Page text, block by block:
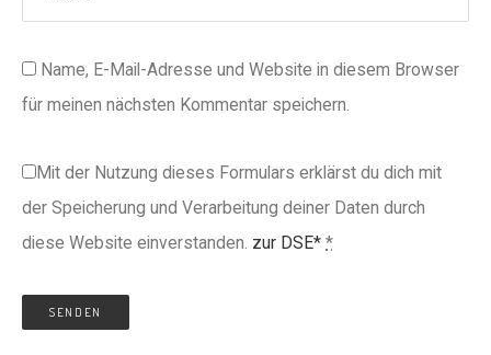
Name, E-Mail-Adresse und Website in diesem Browser
für meinen nächsten Kommentar speichern.
Mit der Nutzung dieses Formulars erklärst du dich mit
der Speicherung und Verarbeitung deiner Daten durch
diese Website einverstanden. zur DSE* *